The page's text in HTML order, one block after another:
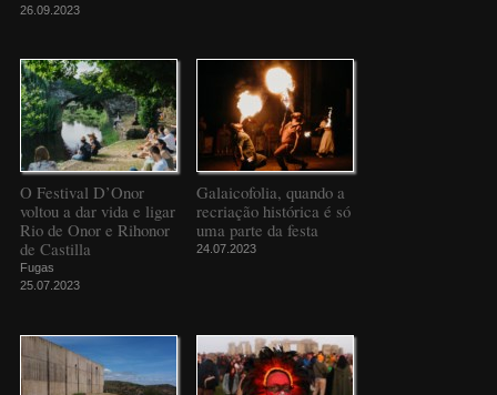
26.09.2023
O Festival D’Onor
voltou a dar vida e ligar
Rio de Onor e Rihonor
de Castilla
Fugas
25.07.2023
Galaicofolia, quando a
recriação histórica é só
uma parte da festa
24.07.2023